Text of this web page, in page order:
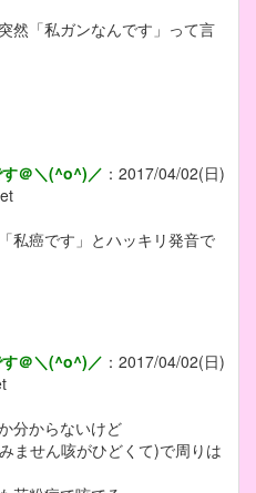
然「私ガンなんです」って言
＠＼(^o^)／ ： 2017/04/02(日)
私癌です」とハッキリ発音で
＠＼(^o^)／ ： 2017/04/02(日)
分からないけど
ません咳がひどくて)で周りは